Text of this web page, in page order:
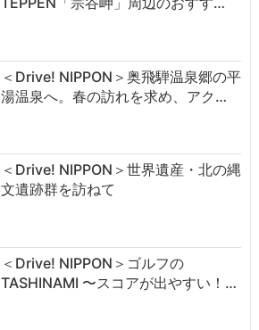
＜Drive! NIPPON＞奥飛騨温泉郷の平
湯温泉へ。春の訪れを求め、アク…
＜Drive! NIPPON＞世界遺産・北の縄
文遺跡群を訪ねて
＜Drive! NIPPON＞ゴルフの
TASHINAMI 〜スコアが出やすい！…